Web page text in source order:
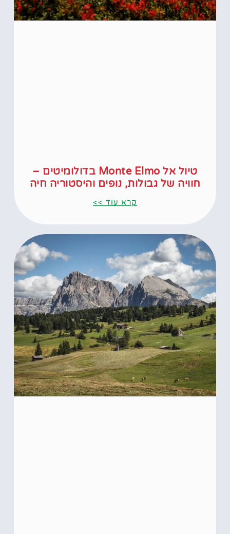
טיול אל Monte Elmo בדולומיטים –
חוויה של גבולות, נופים והיסטוריה חיה
קרא עוד >>